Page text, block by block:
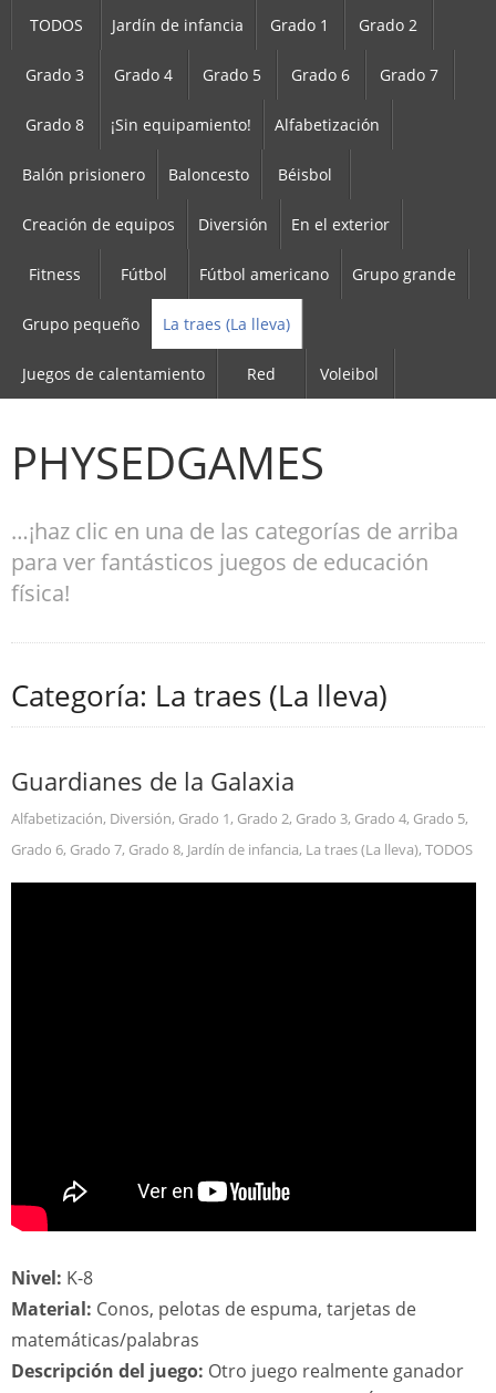
TODOS Jardín de infancia Grado 1 Grado 2
Grado 3 Grado 4 Grado 5 Grado 6 Grado 7
Grado 8 ¡Sin equipamiento! Alfabetización
Balón prisionero Baloncesto Béisbol
Creación de equipos Diversión En el exterior
Fitness Fútbol Fútbol americano Grupo grande
Grupo pequeño La traes (La lleva)
Juegos de calentamiento Red Voleibol
PHYSEDGAMES
…¡haz clic en una de las categorías de arriba
para ver fantásticos juegos de educación
física!
Categoría: La traes (La lleva)
Guardianes de la Galaxia
Alfabetización, Diversión, Grado 1, Grado 2, Grado 3, Grado 4, Grado 5,
Grado 6, Grado 7, Grado 8, Jardín de infancia, La traes (La lleva), TODOS
Nivel: K-8
Material: Conos, pelotas de espuma, tarjetas de
matemáticas/palabras
Descripción del juego: Otro juego realmente ganador